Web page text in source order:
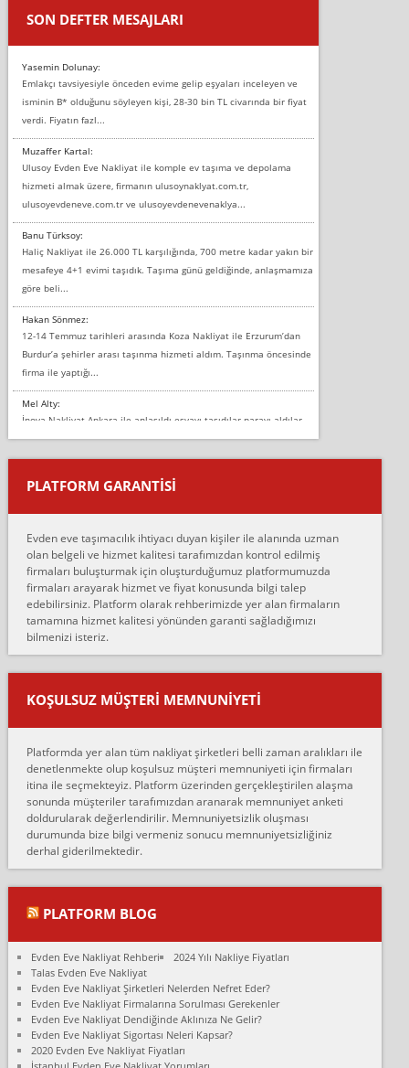
SON DEFTER MESAJLARI
Yasemin Dolunay:
Emlakçı tavsiyesiyle önceden evime gelip eşyaları inceleyen ve
isminin B* olduğunu söyleyen kişi, 28-30 bin TL civarında bir fiyat
verdi. Fiyatın fazl...
Muzaffer Kartal:
Ulusoy Evden Eve Nakliyat ile komple ev taşıma ve depolama
hizmeti almak üzere, firmanın ulusoynaklyat.com.tr,
ulusoyevdeneve.com.tr ve ulusoyevdenevenaklya...
Banu Türksoy:
Haliç Nakliyat ile 26.000 TL karşılığında, 700 metre kadar yakın bir
mesafeye 4+1 evimi taşıdık. Taşıma günü geldiğinde, anlaşmamıza
göre beli...
Hakan Sönmez:
12-14 Temmuz tarihleri arasında Koza Nakliyat ile Erzurum’dan
Burdur’a şehirler arası taşınma hizmeti aldım. Taşınma öncesinde
firma ile yaptığı...
Mel Alty:
İnova Nakliyat Ankara ile anlaşıldı eşyayı taşıdılar parayı aldılar.
Salon duvarına bir baktım birisi boydan alüminyum renkli bantı
yapıştırm...
Murat:
çalıştıklarını, müş...
Ahmet:
Lüleburgaz güngünes evden eve naklyat eşyalarımı taşımak için
anlaştık sabah eve geldiklerinde de eşyalarımı düzgün şekilde
sarcaz demelerine r...
mehmet güldü:
Ankara ALİCANLAR NAKLİYAT Tutarsız ve ticari ahlak problemleri
var verdikleri fiyat teklifini arttırdılar. Sonrasında taşıma gününde
oldukça tutarsı...
Ankara Alicanlar naklyat tel 5465524025. 2600 TL'ye ankaradan
Konya ya Alicanlar naklyat la anlaştık bu şahıs evin taşınacağı gün
fiyatın mazoto gele...
Fatih kokmese:
Diyarbakır dan eşyamı getirtmek için anlaştım sözleşme yaptım.
Son anda fiyat artırdılar.. mecburiyetten tasittim.. bu kişiler ağrılı
Ali:
olduk. Asansörlü dediler sonra uraya asansör kurulmaz dediler
fark istediler. ortada asa...
Nimet:
Ben 2021 Ağustos ilk haftası Evimi taşıdım yani İstanbul'un bir
Mahallesi'nden bir başka Mahallesi'ne yani Ümraniye bölgesinde
oturuyorum önceleri ara...
PLATFORM GARANTİSİ
Evden eve taşımacılık ihtiyacı duyan kişiler ile alanında uzman
olan belgeli ve hizmet kalitesi tarafımızdan kontrol edilmiş
firmaları buluşturmak için oluşturduğumuz platformumuzda
firmaları arayarak hizmet ve fiyat konusunda bilgi talep
edebilirsiniz. Platform olarak rehberimizde yer alan firmaların
tamamına hizmet kalitesi yönünden garanti sağladığımızı
bilmenizi isteriz.
KOŞULSUZ MÜŞTERI MEMNUNIYETI
Platformda yer alan tüm nakliyat şirketleri belli zaman aralıkları ile
denetlenmekte olup koşulsuz müşteri memnuniyeti için firmaları
itina ile seçmekteyiz. Platform üzerinden gerçekleştirilen alaşma
sonunda müşteriler tarafımızdan aranarak memnuniyet anketi
doldurularak değerlendirilir. Memnuniyetsizlik oluşması
durumunda bize bilgi vermeniz sonucu memnuniyetsizliğiniz
derhal giderilmektedir.
PLATFORM BLOG
Evden Eve Nakliyat Rehberi
2024 Yılı Nakliye Fiyatları
Talas Evden Eve Nakliyat
Evden Eve Nakliyat Şirketleri Nelerden Nefret Eder?
Evden Eve Nakliyat Firmalarına Sorulması Gerekenler
Evden Eve Nakliyat Dendiğinde Aklınıza Ne Gelir?
Evden Eve Nakliyat Sigortası Neleri Kapsar?
2020 Evden Eve Nakliyat Fiyatları